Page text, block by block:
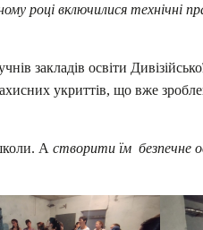
році включилися технічні
закладів освіти
укриттів, що вже
А створити їм безпечне